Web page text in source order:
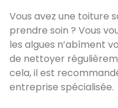
Vous avez une toiture
prendre soin ? Vous
les algues n’abîment
de nettoyer
cela, il est
entreprise spécialisée.